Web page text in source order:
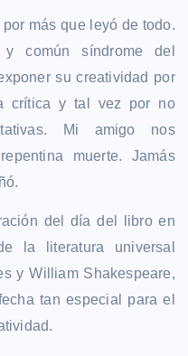
más que leyó de todo.
común síndrome del
su creatividad por
crítica y tal vez por no
Mi amigo nos
muerte. Jamás
del día del libro en
la literatura universal
y William Shakespeare,
tan especial para el